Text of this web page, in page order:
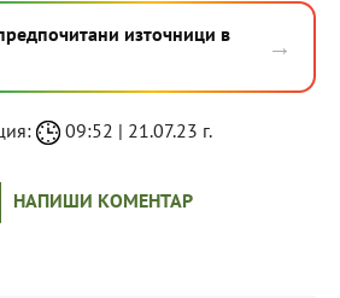
източници в
→
09:52 | 21.07.23 г.
НАПИШИ КОМЕНТАР